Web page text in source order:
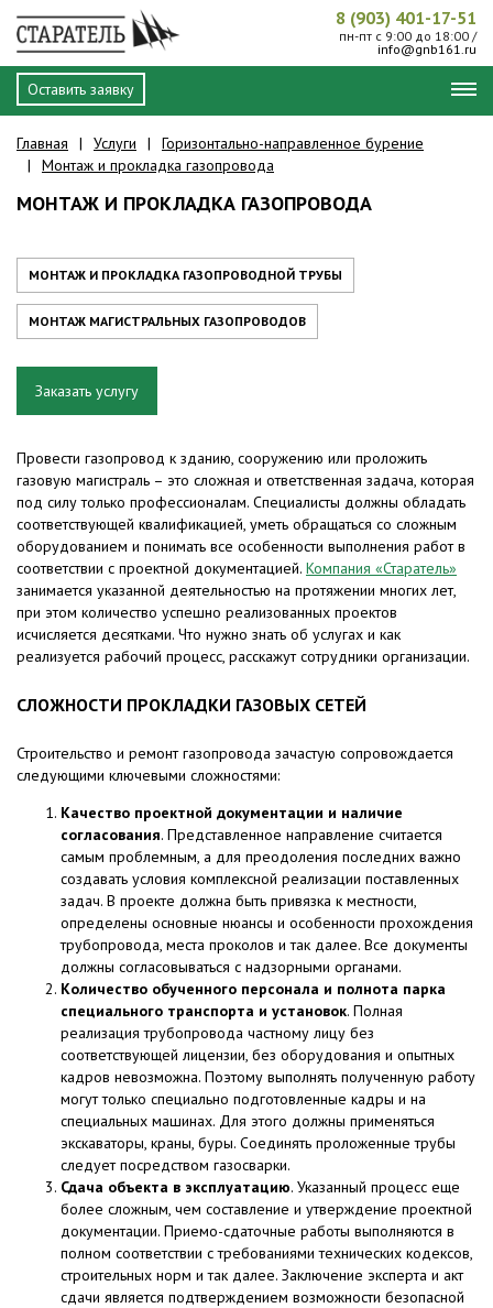
8 (903) 401-17-51
пн-пт с 9:00 до 18:00 /
info@gnb161.ru
Оставить заявку
Главная Услуги
Горизонтально-направленное бурение
Монтаж и прокладка газопровода
МОНТАЖ И ПРОКЛАДКА ГАЗОПРОВОДА
МОНТАЖ И ПРОКЛАДКА ГАЗОПРОВОДНОЙ ТРУБЫ
МОНТАЖ МАГИСТРАЛЬНЫХ ГАЗОПРОВОДОВ
Заказать услугу
Провести газопровод к зданию, сооружению или проложить
газовую магистраль – это сложная и ответственная задача, которая
под силу только профессионалам. Специалисты должны обладать
соответствующей квалификацией, уметь обращаться со сложным
оборудованием и понимать все особенности выполнения работ в
соответствии с проектной документацией. Компания «Старатель»
занимается указанной деятельностью на протяжении многих лет,
при этом количество успешно реализованных проектов
исчисляется десятками. Что нужно знать об услугах и как
реализуется рабочий процесс, расскажут сотрудники организации.
СЛОЖНОСТИ ПРОКЛАДКИ ГАЗОВЫХ СЕТЕЙ
Строительство и ремонт газопровода зачастую сопровождается
следующими ключевыми сложностями:
Качество проектной документации и наличие
согласования. Представленное направление считается
самым проблемным, а для преодоления последних важно
создавать условия комплексной реализации поставленных
задач. В проекте должна быть привязка к местности,
определены основные нюансы и особенности прохождения
трубопровода, места проколов и так далее. Все документы
должны согласовываться с надзорными органами.
Количество обученного персонала и полнота парка
специального транспорта и установок. Полная
реализация трубопровода частному лицу без
соответствующей лицензии, без оборудования и опытных
кадров невозможна. Поэтому выполнять полученную работу
могут только специально подготовленные кадры и на
специальных машинах. Для этого должны применяться
экскаваторы, краны, буры. Соединять проложенные трубы
следует посредством газосварки.
Сдача объекта в эксплуатацию. Указанный процесс еще
более сложным, чем составление и утверждение проектной
документации. Приемо-сдаточные работы выполняются в
полном соответствии с требованиями технических кодексов,
строительных норм и так далее. Заключение эксперта и акт
сдачи является подтверждением возможности безопасной